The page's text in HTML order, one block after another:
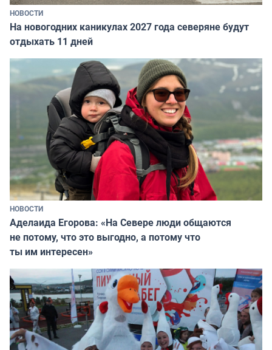
НОВОСТИ
На новогодних каникулах 2027 года северяне будут
отдыхать 11 дней
НОВОСТИ
Аделаида Егорова: «На Севере люди общаются
не потому, что это выгодно, а потому что
ты им интересен»